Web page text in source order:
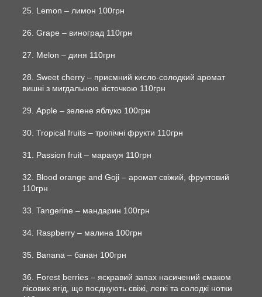
25. Lemon – лимон 100грн
26. Grape – виноград 110грн
27. Melon – диня 110грн
28. Sweet cherry – приємний кисло-солодкий аромат
вишні з мигдальною кісточкою 110грн
29. Apple – зелене яблуко 100грн
30. Tropical fruits – тропічні фрукти 110грн
31. Passion fruit – маракуя 110грн
32. Blood orange and Goji – аромат свіжий, фруктовий
110грн
33. Tangerine – мандарин 100грн
34. Raspberry – малина 100грн
35. Banana – банан 100грн
36. Forest berries – яскравий запах насичений смаком
лісових ягід, що поєднують свіжі, легкі та солодкі нотки